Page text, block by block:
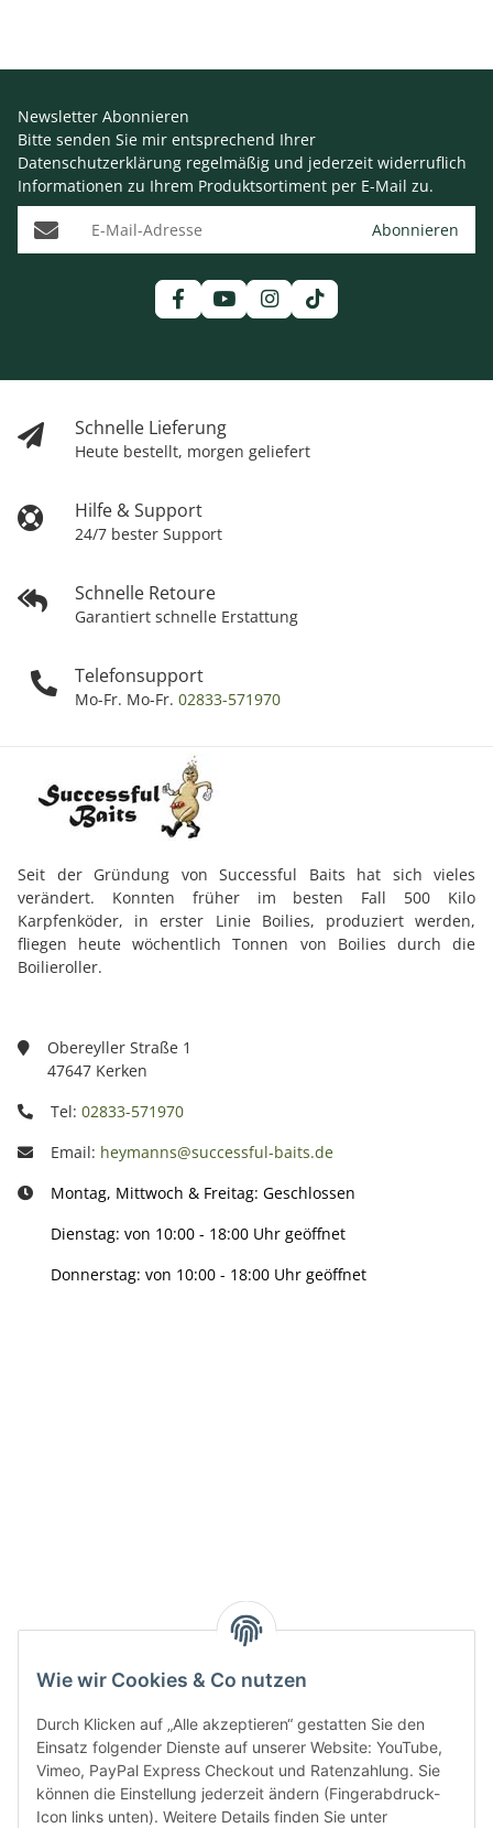
Wie wir Cookies & Co nutzen
Durch Klicken auf „Alle akzeptieren“ gestatten Sie den
Einsatz folgender Dienste auf unserer Website: YouTube,
Vimeo, PayPal Express Checkout und Ratenzahlung. Sie
können die Einstellung jederzeit ändern (Fingerabdruck-
Icon links unten). Weitere Details finden Sie unter
Schnelle Lieferung
Heute bestellt, morgen geliefert
Hilfe & Support
24/7 bester Support
Schnelle Retoure
Garantiert schnelle Erstattung
Telefonsupport
Mo-Fr. Mo-Fr. 02833-571970
Newsletter Abonnieren
Bitte senden Sie mir entsprechend Ihrer
Datenschutzerklärung regelmäßig und jederzeit widerruflich
Informationen zu Ihrem Produktsortiment per E-Mail zu.
E-Mail-Adresse Abonnieren
Seit der Gründung von Successful Baits hat sich vieles
verändert. Konnten früher im besten Fall 500 Kilo
Karpfenköder, in erster Linie Boilies, produziert werden,
fliegen heute wöchentlich Tonnen von Boilies durch die
Boilieroller.
Obereyller Straße 1
47647 Kerken
Tel: 02833-571970
Email: heymanns@successful-baits.de
Montag, Mittwoch & Freitag: Geschlossen
Dienstag: von 10:00 - 18:00 Uhr geöffnet
Donnerstag: von 10:00 - 18:00 Uhr geöffnet
Gesetzliche Informationen